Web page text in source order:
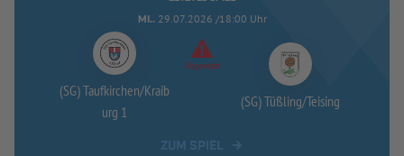
MI.. 29.07.2026 /18:00 Uhr
(SG) Taufkirchen/Kraib
urg 1
Abgesetzt
(SG) Tüßling/Teising